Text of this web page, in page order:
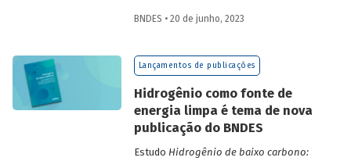
sentido o Brasil em 2023 pesquisar a
da chamada "margem equatorial",
abordando questões técnicas a serem
contexto de transição energética para
economia neutra em carbono.
BNDES • 20 de junho, 2023
Lançamentos de publicações
Hidrogênio como fonte de
energia limpa é tema de nova
publicação do BNDES
Estudo Hidrogênio de baixo carbono: